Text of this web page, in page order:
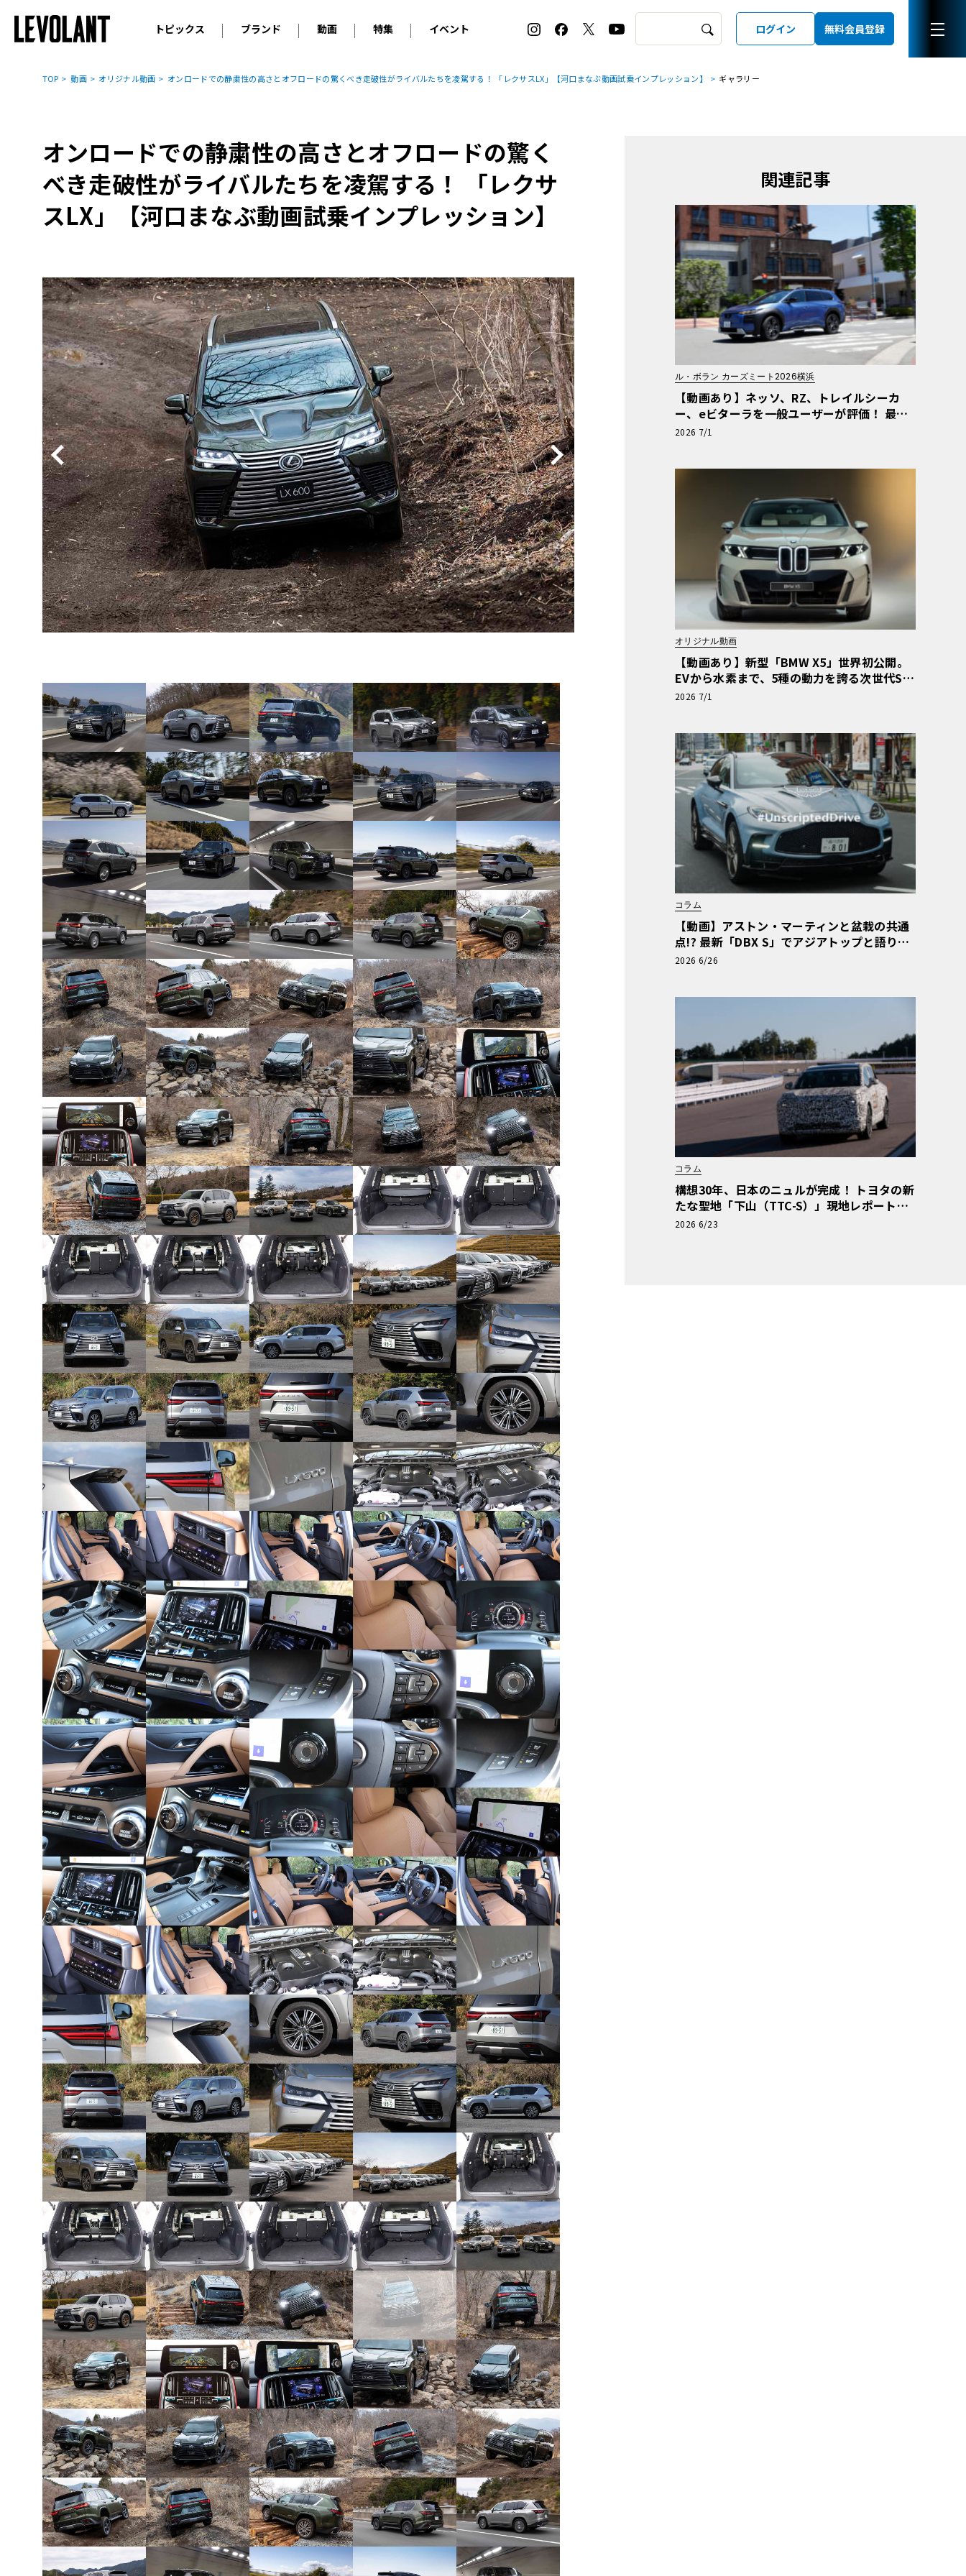
トピックス
ニュース
コラム
ブランド
輸入車 アウディ BMW
アルピナ
プジョー
ルノー
アバルト
アルファ・ロメオ
フィアット
ランボルギーニ
マセラティ
アストン・マーティン
ベントレー
ケータハム
ジャガー
ボルボ
キャデラック
シボレー
ジープ
テスラ
ヒョンデ
BYD
その他
国産車 レクサス トヨタ
日産
ホンダ
スバル
マツダ
三菱
ダイハツ
スズキ
光岡
その他
動画
オリジナル動画
特集
2026 サマータイヤ＆ホイール バイヤーズガイド
ホイールカタログ
タイヤ特集
イベント
ル・ボラン カーズ・ミート2026横浜
EV:LIFE KOBE 2025
ル・ボラン カーズ・ミート2025横浜
ログイン 無料会員登録
TOP 動画 オリジナル動画 オンロードでの静粛性の高さとオフロードの驚くべき走破性がライバルたちを凌駕する！ 「レクサスLX」【河口まなぶ動画試乗インプレッション】 ギャラリー
オンロードでの静粛性の高さとオフロードの驚く
べき走破性がライバルたちを凌駕する！ 「レクサ
スLX」【河口まなぶ動画試乗インプレッション】
関連記事
ル・ボラン カーズミート2026横浜
【動画あり】ネッソ、RZ、トレイルシーカ
ー、eビターラを一般ユーザーが評価！ 最新
電動車体験試乗レポート【ル・ボラン カーズ
2026 7/1
オリジナル動画
【動画あり】新型「BMW X5」世界初公開。
EVから水素まで、5種の動力を誇る次世代SA
Vの実車を最速チェック
2026 7/1
コラム
【動画】アストン・マーティンと盆栽の共通
点!? 最新「DBX S」でアジアトップと語り合
う東京ドライブ【渡辺慎太郎のツベコベイワ
2026 6/26
コラム
構想30年、日本のニュルが完成！ トヨタの新
たな聖地「下山（TTC-S）」現地レポート＆
新型レクサスTZ
2026 6/23